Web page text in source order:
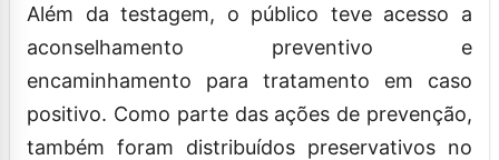
Além da testagem, o público teve acesso a
aconselhamento preventivo e
encaminhamento para tratamento em caso
positivo. Como parte das ações de prevenção,
também foram distribuídos preservativos no